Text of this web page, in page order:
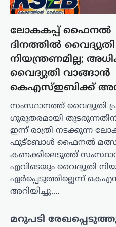
ലോകകപ്പ് ഫൈനൽ
ദിനത്തിൽ വൈദ്യുതി
നിയന്ത്രണമില്ല;
വൈദ്യുതി വാങ്ങാൻ
കെഎസ്ഇബിക്ക്
സംസ്ഥാനത്ത് വൈദ്യുതി
ഗുരുതരമായി
ഇന്ന് രാത്രി നടക്കുന്ന
ഫുട്ബോൾ ഫൈനൽ
കണക്കിലെടുത്ത്
എവിടെയും വൈദ്യുതി
ഏർപ്പെടുത്തില്ലെന്ന്
അറിയിച്ചു.…
മറുപടി
ന്യൂസ്
നടക്കുന്ന
സർക്കാർ
അതേപടി
കേരളം